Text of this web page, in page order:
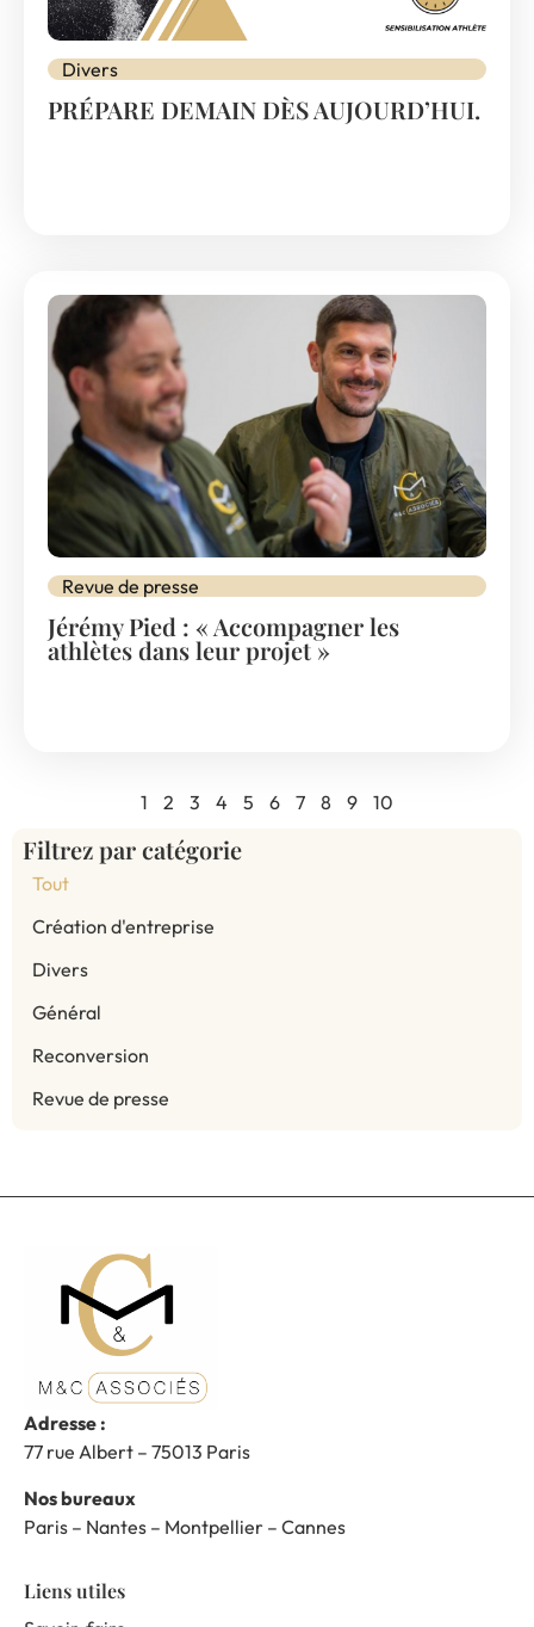
Divers
PRÉPARE DEMAIN DÈS AUJOURD’HUI.
Revue de presse
Jérémy Pied : « Accompagner les
athlètes dans leur projet »
1 2 3 4 5 6 7 8 9 10
Filtrez par catégorie
Création d'entreprise
Divers
Général
Reconversion
Revue de presse
Tout
Adresse :
77 rue Albert – 75013 Paris
Nos bureaux
Paris – Nantes – Montpellier – Cannes
Liens utiles